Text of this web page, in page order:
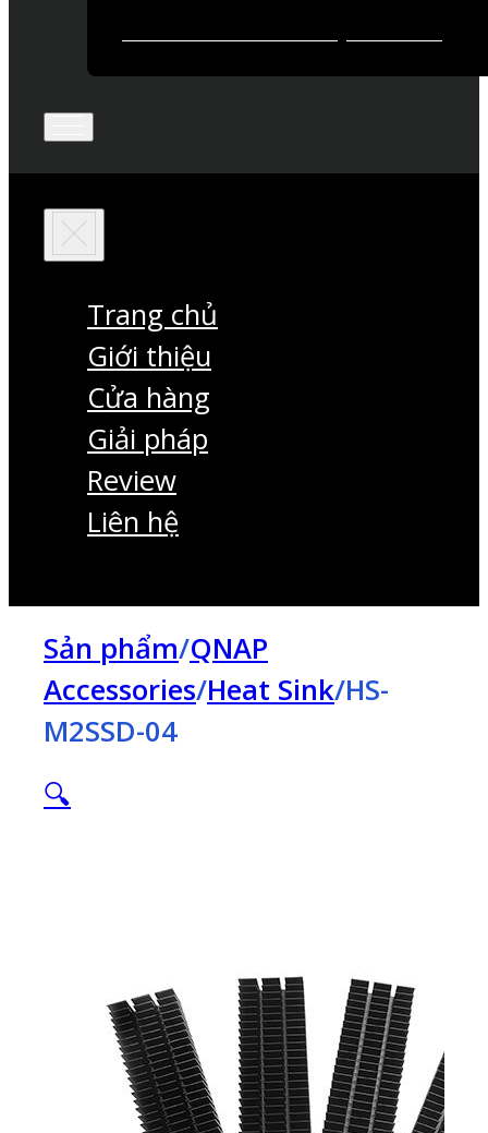
Trang chủ
Giới thiệu
Cửa hàng
Giải pháp
Review
Liên hệ
Sản phẩm/QNAP
Accessories/Heat Sink/HS-
M2SSD-04
🔍